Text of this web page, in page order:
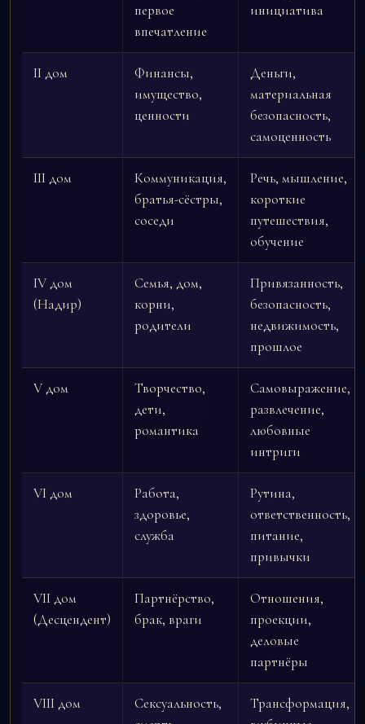
первое
впечатление
инициатива
II дом
Финансы,
имущество,
ценности
Деньги,
материальная
безопасность,
самоценность
III дом
Коммуникация,
братья-сёстры,
соседи
Речь, мышление,
короткие
путешествия,
обучение
IV дом
(Надир)
Семья, дом,
корни,
родители
Привязанность,
безопасность,
недвижимость,
прошлое
V дом
Творчество,
дети,
романтика
Самовыражение,
развлечение,
любовные
интриги
VI дом
Работа,
здоровье,
служба
Рутина,
ответственность,
питание,
привычки
VII дом
(Десцендент)
Партнёрство,
брак, враги
Отношения,
проекции,
деловые
партнёры
VIII дом
Сексуальность,
Трансформация,